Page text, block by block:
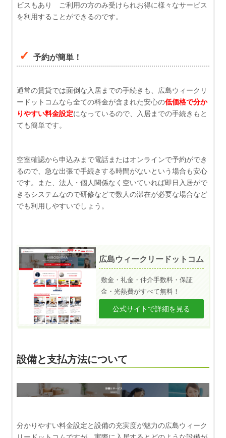
ビスもあり ご利用の方のみ受けられお得に様々なサービス
を利用することができるのです。
予約が簡単！
通常の賃貸では面倒な入居までの手続きも、広島ウィークリ
ードットコムなら全ての料金が含まれた安心の低価格で分か
りやすい料金設定になっているので、入居までの手続きもと
ても簡単です。
空室確認から申込みまで電話またはオンラインで予約ができ
るので、急な出張で手続きする時間がないという場合も安心
です。また、法人・個人関係なく空いていれば即日入居がで
きるシステムなので研修などで数人の滞在が必要な場合など
でも利用しやすいでしょう。
広島ウィークリードットコム
敷金・礼金・仲介手数料・保証
金・光熱費がすべて無料！
公式サイトで詳細を見る
設備と支払方法について
分かりやすい料金設定と設備の充実度が魅力の広島ウィーク